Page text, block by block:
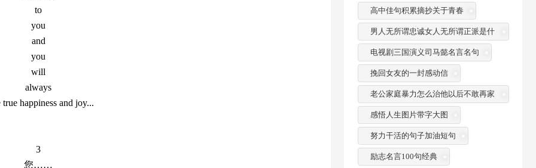
to
you
and
you
will
always
true happiness and joy...
3
您……
高中佳句积累摘抄关于青春
男人无所谓忠诚女人无所谓正派是什
么意思
电视剧三国演义司马懿名言名句
挽回女友的一封感动信
老公家庭暴力怎么治他以后不敢再家
暴
感悟人生图片带字大图
努力干活的句子加油短句
励志名言100句经典